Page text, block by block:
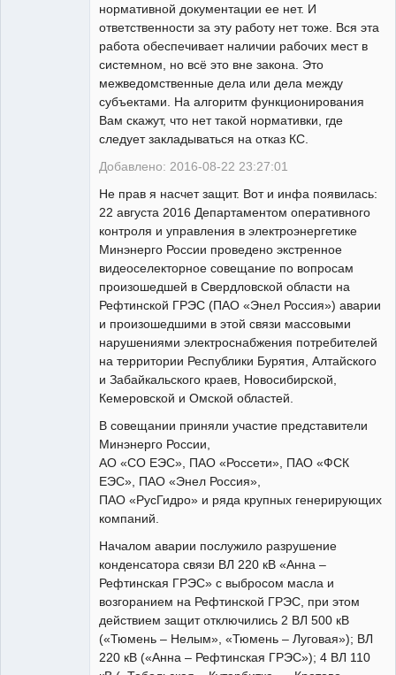
нормативной документации ее нет. И
ответственности за эту работу нет тоже. Вся эта
работа обеспечивает наличии рабочих мест в
системном, но всё это вне закона. Это
межведомственные дела или дела между
субъектами. На алгоритм функционирования
Вам скажут, что нет такой нормативки, где
следует закладываться на отказ КС.
Добавлено: 2016-08-22 23:27:01
Не прав я насчет защит. Вот и инфа появилась:
22 августа 2016 Департаментом оперативного
контроля и управления в электроэнергетике
Минэнерго России проведено экстренное
видеоселекторное совещание по вопросам
произошедшей в Свердловской области на
Рефтинской ГРЭС (ПАО «Энел Россия») аварии
и произошедшими в этой связи массовыми
нарушениями электроснабжения потребителей
на территории Республики Бурятия, Алтайского
и Забайкальского краев, Новосибирской,
Кемеровской и Омской областей.
В совещании приняли участие представители
Минэнерго России,
АО «СО ЕЭС», ПАО «Россети», ПАО «ФСК
ЕЭС», ПАО «Энел Россия»,
ПАО «РусГидро» и ряда крупных генерирующих
компаний.
Началом аварии послужило разрушение
конденсатора связи ВЛ 220 кВ «Анна –
Рефтинская ГРЭС» с выбросом масла и
возгоранием на Рефтинской ГРЭС, при этом
действием защит отключились 2 ВЛ 500 кВ
(«Тюмень – Нелым», «Тюмень – Луговая»); ВЛ
220 кВ («Анна – Рефтинская ГРЭС»); 4 ВЛ 110